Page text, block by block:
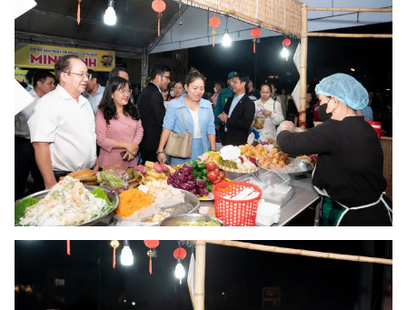
VTV4 Vươn mình bằng AI
VTV9 VTV8
Liên hệ tòa soạn English
THỜI BÁO VTV
Theo dõi báo trên